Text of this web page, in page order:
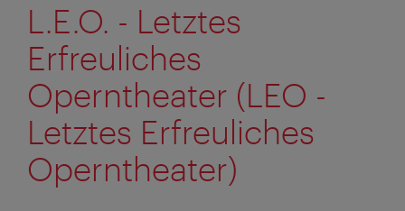
L.E.O. - Letztes
Erfreuliches
Operntheater (LEO -
Letztes Erfreuliches
Operntheater)